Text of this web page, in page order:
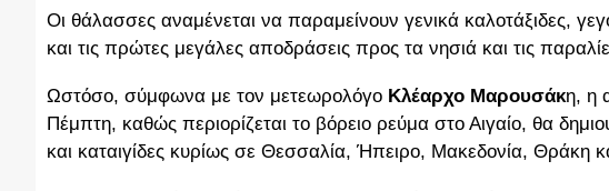
Οι θάλασσες αναμένεται να παραμείνουν γενικά καλοτάξιδες,
και τις πρώτες μεγάλες αποδράσεις προς τα νησιά και τις
Ωστόσο, σύμφωνα με τον μετεωρολόγο Κλέαρχο Μαρουσάκη, η
Πέμπτη, καθώς περιορίζεται το βόρειο ρεύμα στο Αιγαίο, θα
και καταιγίδες κυρίως σε Θεσσαλία, Ήπειρο, Μακεδονία, Θράκη